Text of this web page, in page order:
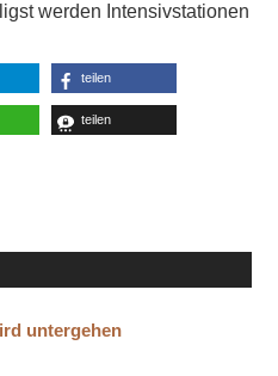
werden Intensivstationen
teilen
teilen
untergehen